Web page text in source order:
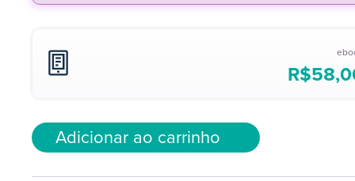
R$
Adicionar ao carrinho